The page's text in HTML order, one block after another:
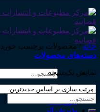
جستجو
خانه
فروشگاه
پذیرش اثر
خانه /محصولات برچسب
دسته‌های محصولات
نمایش یک نتیجه
جستجو